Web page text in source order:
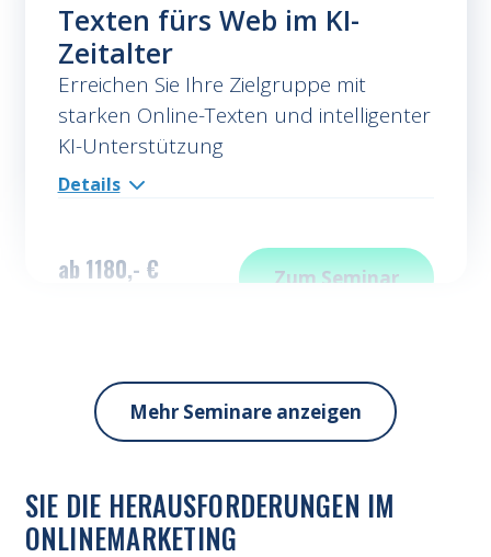
Texten fürs Web im KI-
Zeitalter
Erreichen Sie Ihre Zielgruppe mit
starken Online-Texten und intelligenter
KI-Unterstützung
Details
ab 1180,- € ZumTexten fürs Web
Seminar
Mehr Seminare anzeigen
SIE DIE HERAUSFORDERUNGEN IM
ONLINEMARKETING